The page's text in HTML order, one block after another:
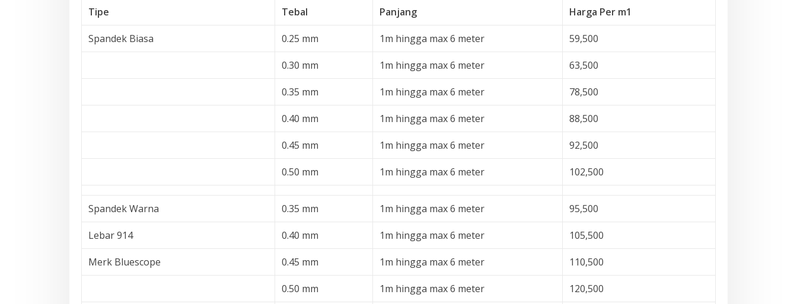
Tipe Tebal Panjang Harga Per m1
Spandek Biasa 0.25 mm 1m hingga max 6 meter 59,500
0.30 mm 1m hingga max 6 meter 63,500
0.35 mm 1m hingga max 6 meter 78,500
0.40 mm 1m hingga max 6 meter 88,500
0.45 mm 1m hingga max 6 meter 92,500
0.50 mm 1m hingga max 6 meter 102,500
Spandek Warna 0.35 mm 1m hingga max 6 meter 95,500
Lebar 914 0.40 mm 1m hingga max 6 meter 105,500
Merk Bluescope 0.45 mm 1m hingga max 6 meter 110,500
0.50 mm 1m hingga max 6 meter 120,500